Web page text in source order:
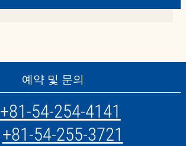
예약 및 문의
+81-54-254-4141
+81-54-255-3721